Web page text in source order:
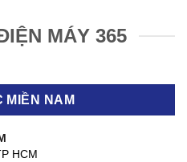
MÁY 365
MIỀN NAM
HCM